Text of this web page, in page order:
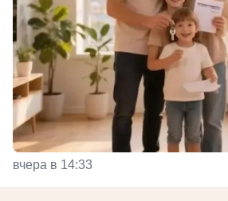
вчера в 14:33